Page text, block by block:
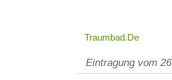
Traumbad.de
Eintragung vom